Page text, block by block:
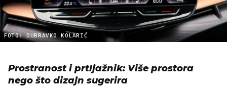
FOTO: DUBRAVKO KOLARIĆ
Prostranost i prtljažnik: Više prostora
nego što dizajn sugerira